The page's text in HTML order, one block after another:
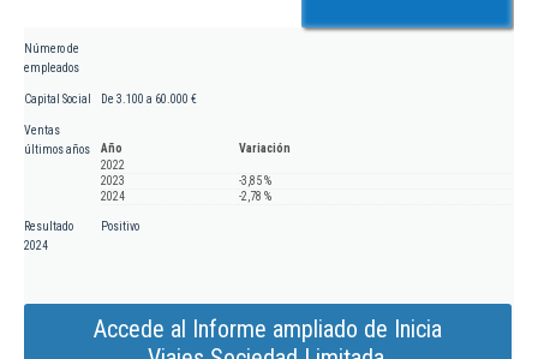
Número de
empleados
Capital Social De 3.100 a 60.000 €
Ventas
últimos años
Año
Variación
2022
2023
-3,85 %
2024
-2,78 %
Resultado
2024
Positivo
Accede al Informe ampliado de Inicia